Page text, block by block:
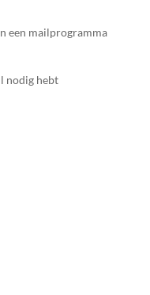
een mailprogramma
nodig hebt